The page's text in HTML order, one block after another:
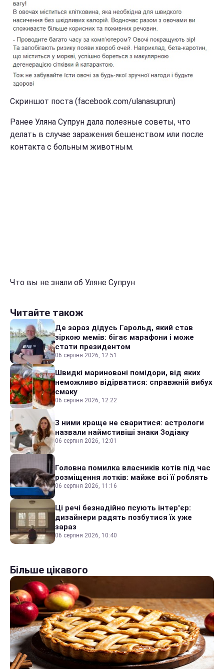
Скриншот поста (facebook.com/ulanasuprun)
Ранее Уляна Супрун дала полезные советы, что
делать в случае заражения бешенством или после
контакта с больным животным.
Что вы не знали об Уляне Супрун
Читайте також
Де зараз дідусь Гарольд, який став
зіркою мемів: бігає марафони і може
стати президентом
06 серпня 2026, 12:51
Швидкі мариновані помідори, від яких
неможливо відірватися: справжній вибух
смаку
06 серпня 2026, 12:22
З ними краще не сваритися: астрологи
назвали наймстивіші знаки Зодіаку
06 серпня 2026, 12:01
Головна помилка власників котів під час
розміщення лотків: майже всі її роблять
06 серпня 2026, 11:16
Ці речі безнадійно псують інтер'єр:
дизайнери радять позбутися їх уже
зараз
06 серпня 2026, 10:40
Більше цікавого